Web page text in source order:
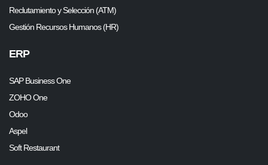
Reclutamiento y Selección (ATM)
Gestión Recursos Humanos (HR)
ERP
SAP Business One
ZOHO One
Odoo
Aspel
Soft Restaurant